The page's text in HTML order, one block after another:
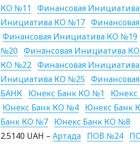
КО №11
Финансовая
Инициатива КО №17
Финансовая Инициатива КО №19
№20 Финансовая Инициатива
КО №22 Финансовая
Инициатива КО №25
БАНК Юнекс Банк КО №1 Юнекс
Юнекс Банк КО №4 Юнекс Банк
Банк КО №7 Юнекс Банк КО №8
2.5140 UAH – Артада ПОВ №24